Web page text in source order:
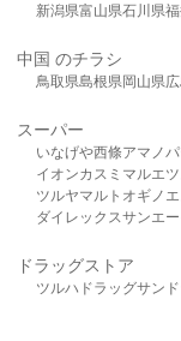
新潟県富山県石川県
中国 のチラシ
鳥取県島根県岡山県
スーパー
いなげや西條アマノ
イオンカスミ マルエツ
ツルヤマルト オギノ
ダイレックスサンエー
ドラッグストア
ツルハドラッグサン